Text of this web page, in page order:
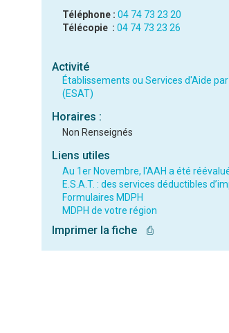
Téléphone : 04 74 73 23 20
Télécopie : 04 74 73 23 26
Activité
Établissements ou Services d'Aide par
(ESAT)
Horaires :
Non Renseignés
Liens utiles
Au 1er Novembre, l'AAH a été
E.S.A.T. : des services déductibles
Formulaires MDPH
MDPH de votre région
Imprimer la fiche ⎙